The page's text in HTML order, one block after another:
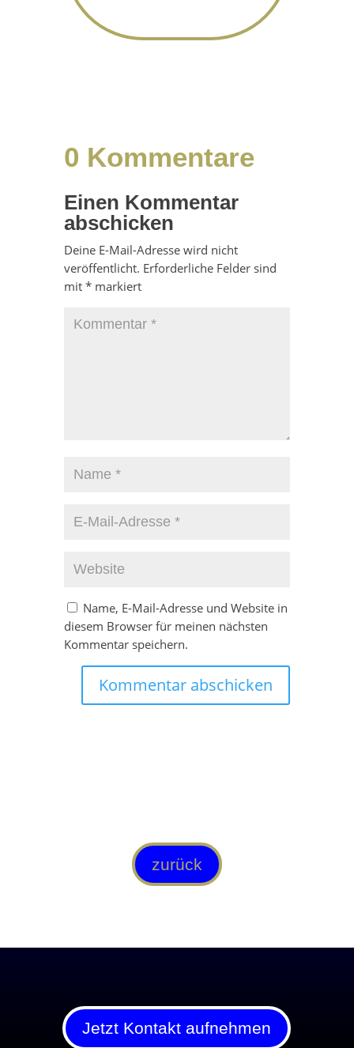
0 Kommentare
Einen Kommentar
abschicken
Deine E-Mail-Adresse wird nicht
veröffentlicht. Erforderliche Felder sind
mit *markiert
Name, E-Mail-Adresse und Website in
diesem Browser für meinen nächsten
Kommentar speichern.
Kommentar abschicken
zurück
Jetzt Kontakt aufnehmen